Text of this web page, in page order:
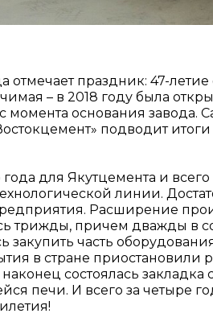
отмечает праздник: 47-
– в 2018 году была
момента основания завода.
подводит итоги
для Якутцемента и всего
линии.
Расширение
трижды, причем дважды в
закупить часть
в стране приостановили
состоялась
печи. И всего за четыре